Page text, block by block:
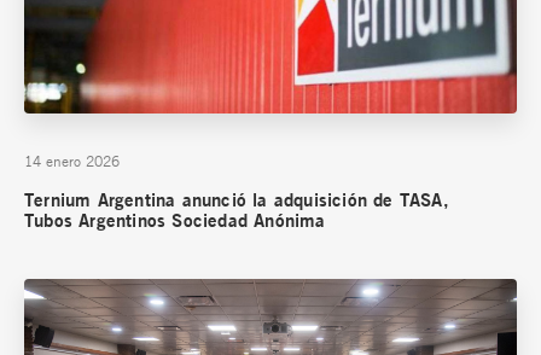
14 enero 2026
Ternium Argentina anunció la adquisición de TASA,
Tubos Argentinos Sociedad Anónima